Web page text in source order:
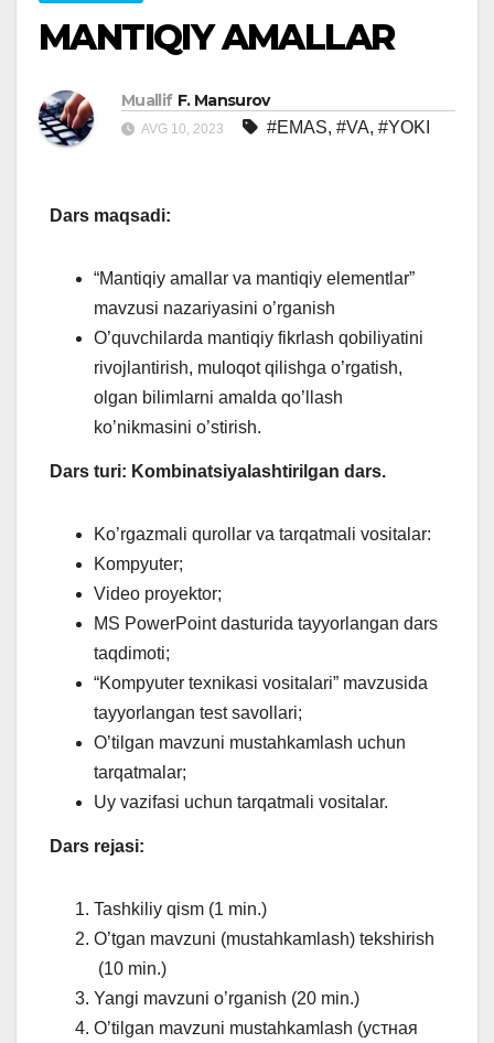
MANTIQIY AMALLAR
Muallif F. Mansurov
AVG 10, 2023 #EMAS, #VA, #YOKI
Dars maqsad i:
“Mantiqiy amallar va mantiqiy elementlar”
mavzusi nazariyasini o’rganish
O’quvchilarda mantiqiy fikrlash qobiliyatini
rivojlantirish, muloqot qilishga o’rgatish,
olgan bilimlarni amalda qo’llash
ko’nikmasini o’stirish.
Dars turi: Kombinatsiyalashtirilgan dars.
Ko’rgazmali qurollar va tarqatmali vositalar:
Kompyuter;
Video proyektor;
MS PowerPoint dasturida tayyorlangan dars
taqdimoti;
“Kompyuter texnikasi vositalari” mavzusida
tayyorlangan test savollari;
O’tilgan mavzuni mustahkamlash uchun
tarqatmalar;
Uy vazifasi uchun tarqatmali vositalar.
Dars rejasi:
Tashkiliy qism (1 min.)
O’tgan mavzuni (mustahkamlash) tekshirish
(10 min.)
Yangi mavzuni o’rganish (20 min.)
O’tilgan mavzuni mustahkamlash (устная